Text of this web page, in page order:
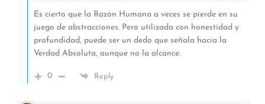
Es cierto que la Razón Humana a veces se pierde en su
juego de abstracciones. Pero utilizada con honestidad y
profundidad, puede ser un dedo que señala hacia la
Verdad Absoluta, aunque no la alcance.
0 Reply